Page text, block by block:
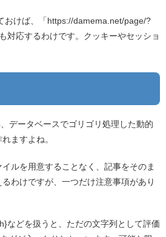
おけば、「https://damema.net/page/?
対応するわけです。クッキーやセッショ
データベースでゴリゴリ処理した動的
ますよね。
ルを用意することなく、記事をそのま
わけですが、一つだけ注意事項があり
などを扱うと、ただの文字列として評価